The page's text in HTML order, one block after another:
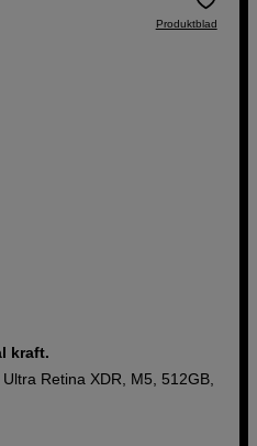
Produktblad
kraft.
Retina XDR, M5, 512GB,